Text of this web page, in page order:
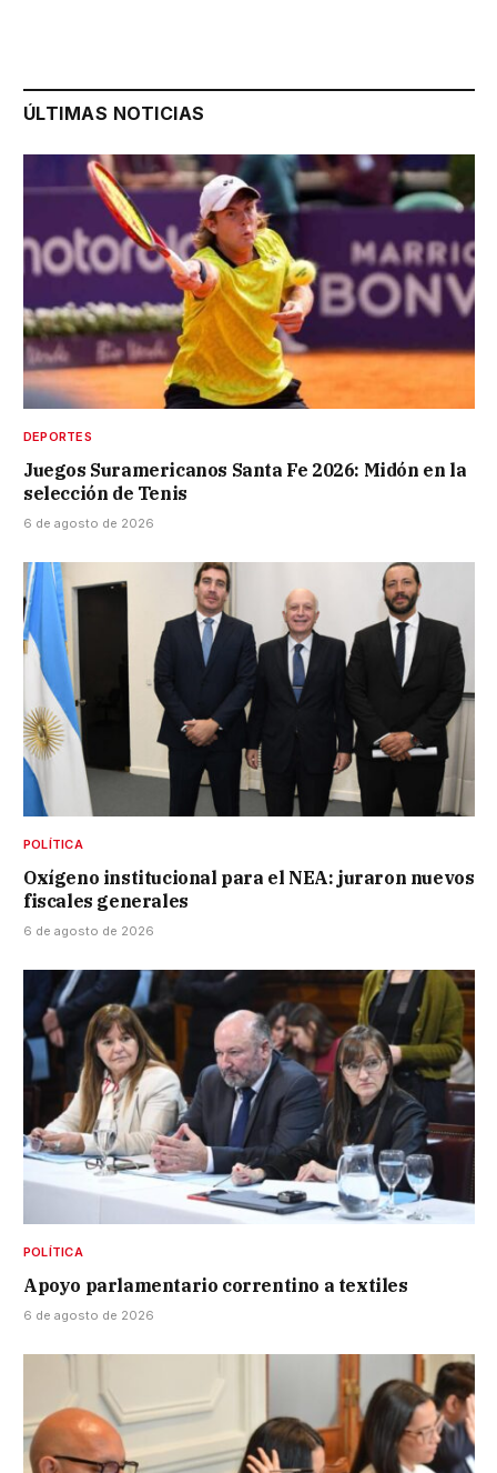
ÚLTIMAS NOTICIAS
DEPORTES
Juegos Suramericanos Santa Fe 2026: Midón en la
selección de Tenis
6 de agosto de 2026
POLÍTICA
Oxígeno institucional para el NEA: juraron nuevos
fiscales generales
6 de agosto de 2026
POLÍTICA
Apoyo parlamentario correntino a textiles
6 de agosto de 2026